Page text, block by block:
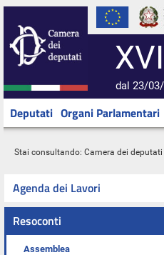
dal 23/
Deputati Organi Parlamentari
Stai consultando: Camera dei deputati
Agenda dei Lavori
Resoconti
Assemblea